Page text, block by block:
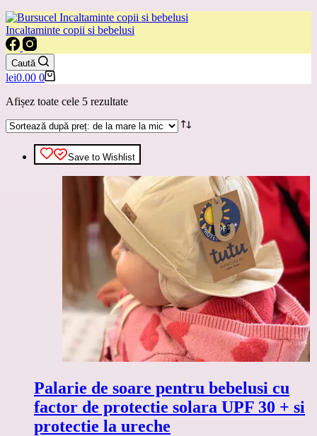
Incaltaminte copii si bebelusi
Caută
Coș
cumpărături
lei0.00 0
Afișez toate cele 5 rezultateSortat
preț:
la
mare
la
mic
Save to Wishlist
Palarie de soare pentru bebelusi cu
factor de protectie solara UPF 30 + si
protectie la ureche